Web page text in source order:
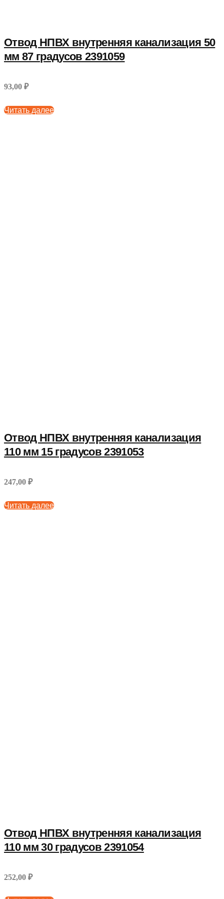
Отвод НПВХ внутренняя канализация 50
мм 87 градусов 2391059
93,00 ₽
Читать далее
Отвод НПВХ внутренняя канализация
110 мм 15 градусов 2391053
247,00 ₽
Читать далее
Отвод НПВХ внутренняя канализация
110 мм 30 градусов 2391054
252,00 ₽